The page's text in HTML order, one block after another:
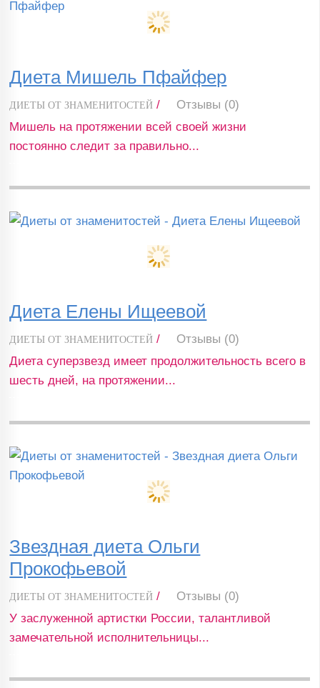
Диета Мишель Пфайфер
ДИЕТЫ ОТ ЗНАМЕНИТОСТЕЙ /
Отзывы (0)
Мишель на протяжении всей своей жизни
постоянно следит за правильно...
Диета Елены Ищеевой
ДИЕТЫ ОТ ЗНАМЕНИТОСТЕЙ /
Отзывы (0)
Диета суперзвезд имеет продолжительность всего в
шесть дней, на протяжении...
Звездная диета Ольги
Прокофьевой
ДИЕТЫ ОТ ЗНАМЕНИТОСТЕЙ /
Отзывы (0)
У заслуженной артистки России, талантливой
замечательной исполнительницы...